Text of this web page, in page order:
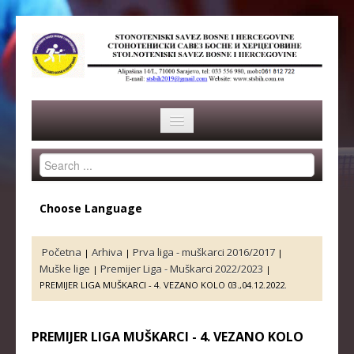
ISTORIJA
ORGANI SAVEZA
OSNOVNI PODACI
Search
...
Choose Language
Početna | Arhiva | Prva liga - muškarci 2016/2017 |
Muške lige | Premijer Liga - Muškarci 2022/2023 |
PREMIJER LIGA MUŠKARCI - 4. VEZANO KOLO 03.,04.12.2022.
PREMIJER LIGA MUŠKARCI - 4. VEZANO KOLO